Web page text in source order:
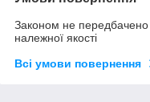
Законом не передбачено
належної якості
Всі умови повернення